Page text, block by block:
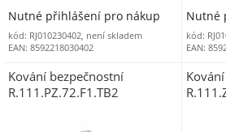
Nutné přihlášení pro nákup
kód: RJ010230402, není skladem
EAN: 8592218030402
Nutné
kód:
EAN:
Kování bezpečnostní
R.111.PZ.72.F1.TB2